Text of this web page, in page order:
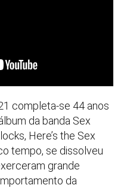
completa-se 44 anos
da banda Sex
Here’s the Sex
tempo, se dissolveu
grande
da